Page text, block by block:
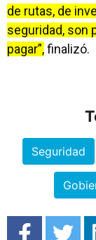
de rutas, de
seguridad, son
pagar”,finalizó.
Seguridad